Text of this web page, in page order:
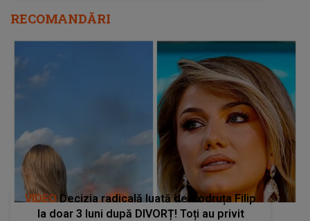
RECOMANDĂRI
VIDEO Decizia radicală luată de Codruța Filip
la doar 3 luni după DIVORȚ! Toți au privit